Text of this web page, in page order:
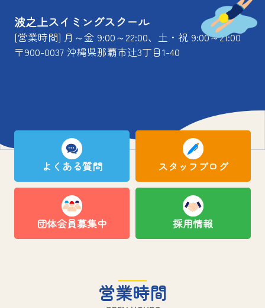
波之上スイミングスクール
[営業時間] 月～金 9:00～22:00、土・祝 9:00～21:00
〒900-0037 沖縄県那覇市辻3丁目1-40
よくある質問 スタッフブログ
団体会員募集中 採用情報
営業時間